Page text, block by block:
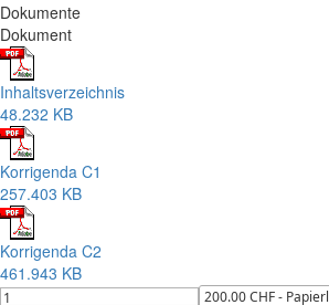
Dokumente
Dokument
Inhaltsverzeichnis
48.232 KB
Korrigenda C1
257.403 KB
Korrigenda C2
461.943 KB